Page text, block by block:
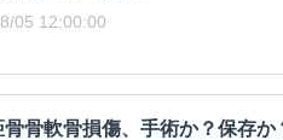
05 12:00:00
骨軟骨損傷、手術か？保存か